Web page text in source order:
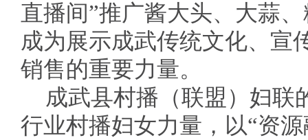
直播间”推广酱大头、大蒜
成为展示成武传统文化、宣
销售的重要力量。
成武县村播（联盟）妇联
行业村播妇女力量，以“资